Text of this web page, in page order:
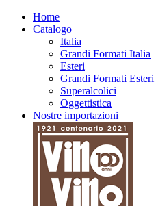
Home
Catalogo
Italia
Grandi Formati Italia
Esteri
Grandi Formati Esteri
Superalcolici
Oggettistica
Nostre importazioni